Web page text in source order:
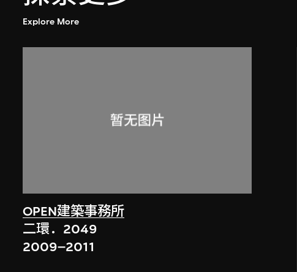
Explore More
OPEN建築事務所
二環．2049
2009–2011